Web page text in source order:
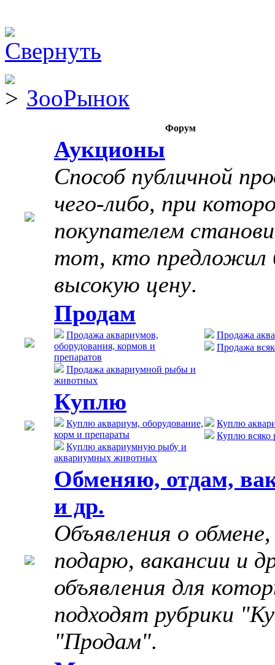
ЗооРынок
Форум
Аукционы
Способ публичной
чего-либо, при
покупателем
тот, кто предложил
высокую цену.
Продам
Продажа аквариумов,
оборудования, кормов и
препаратов
Продажа аквариумной рыбы и
животных
Продажа
Продажа
Куплю
Куплю аквариум, оборудование,
корм и препараты
Куплю аквариумную рыбу и
аквариумных животных
Куплю
Куплю всяко
Обменяю, отдам,
и др.
Объявления о обмене,
подарю, вакансии и
объявления для
подходят рубрики
"Продам".